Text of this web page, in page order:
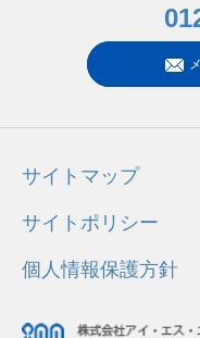
サイトマップ
サイトポリシー
個人情報保護方針